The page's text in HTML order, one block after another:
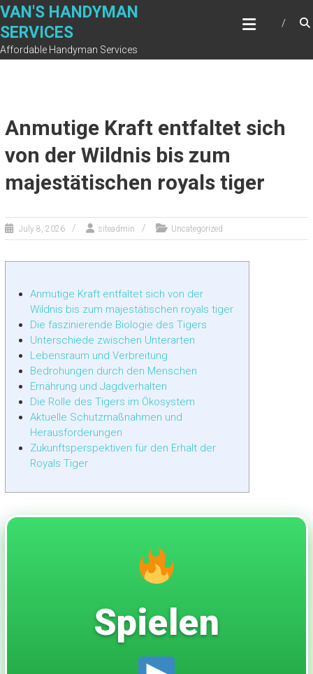
Skip
content
VAN'S HANDYMAN
SERVICES
Affordable Handyman Services
Anmutige Kraft entfaltet sich
von der Wildnis bis zum
majestätischen royals tiger
July 8, 2026 siteadmin Uncategorized
Anmutige Kraft entfaltet sich von der
Wildnis bis zum majestätischen royals tiger
Die faszinierende Biologie des Tigers
Unterschiede zwischen Unterarten
Lebensraum und Verbreitung
Bedrohungen durch den Menschen
Ernährung und Jagdverhalten
Die Rolle des Tigers im Ökosystem
Aktuelle Schutzmaßnahmen und
Herausforderungen
Zukunftsperspektiven für den Erhalt der
Royals Tiger
Spielen